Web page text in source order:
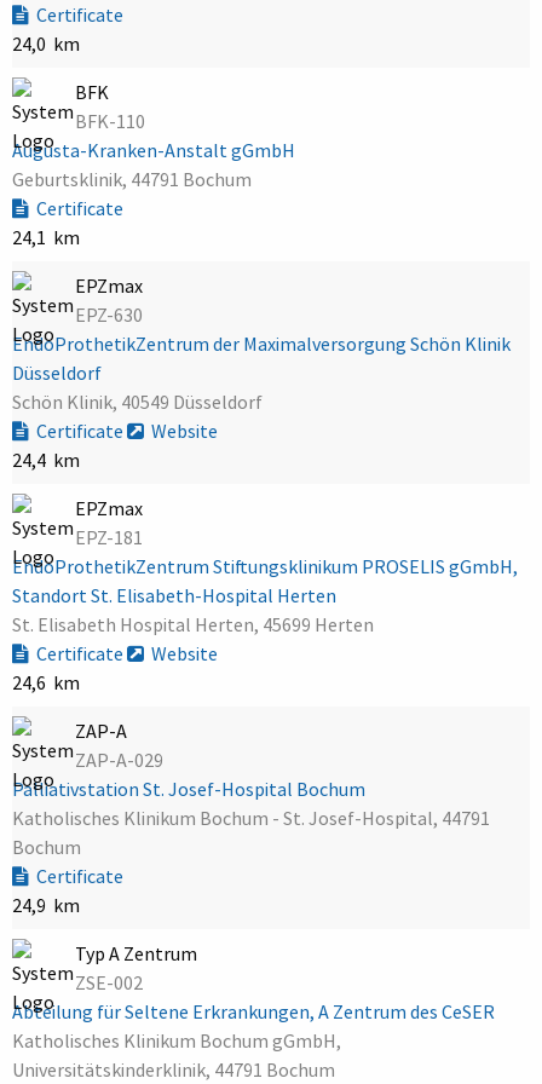
Certificate
24,0 km
BFK
BFK-110
Augusta-Kranken-Anstalt gGmbH
Geburtsklinik, 44791 Bochum
Certificate
24,1 km
EPZmax
EPZ-630
EndoProthetikZentrum der Maximalversorgung Schön Klinik
Düsseldorf
Schön Klinik, 40549 Düsseldorf
Certificate
Website
24,4 km
EPZmax
EPZ-181
EndoProthetikZentrum Stiftungsklinikum PROSELIS gGmbH,
Standort St. Elisabeth-Hospital Herten
St. Elisabeth Hospital Herten, 45699 Herten
Certificate
Website
24,6 km
ZAP-A
ZAP-A-029
Palliativstation St. Josef-Hospital Bochum
Katholisches Klinikum Bochum - St. Josef-Hospital, 44791
Bochum
Certificate
24,9 km
Typ A Zentrum
ZSE-002
Abteilung für Seltene Erkrankungen, A Zentrum des CeSER
Katholisches Klinikum Bochum gGmbH,
Universitätskinderklinik, 44791 Bochum